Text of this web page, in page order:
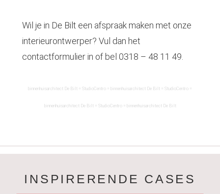
Wil je in De Bilt een afspraak maken met onze
interieurontwerper? Vul dan het
contactformulier in of bel 0318 – 48 11 49.
binnenhuisarchitect De Bilt = StudioCentro = binnenhuisarchitect De Bilt = StudioCentro =
binnenhuisarchitect De Bilt = StudioCentro = binnenhuisarchitect De Bilt
INSPIRERENDE CASES